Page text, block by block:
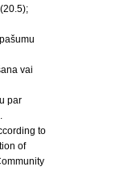
vai
par
to
of